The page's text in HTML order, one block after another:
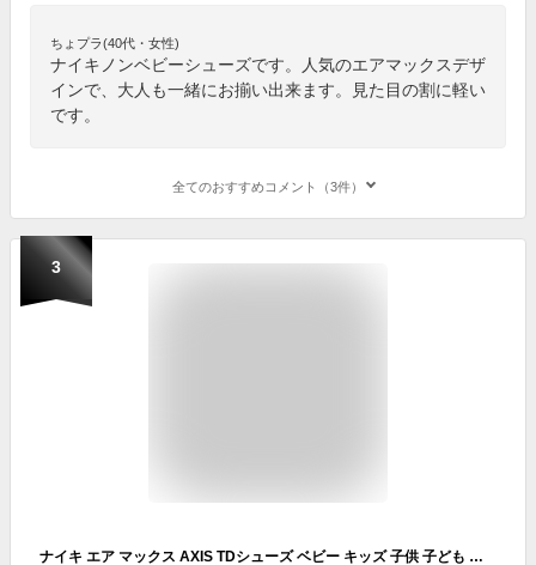
ちょプラ(40代・女性)
ナイキノンベビーシューズです。人気のエアマックスデザ
インで、大人も一緒にお揃い出来ます。見た目の割に軽い
です。
全てのおすすめコメント（3件）
3
ナイキ エア マックス AXIS TDシューズ ベビー キッズ 子供 子ども 男の子 トレーニング フィットネス シューズ ローカット BABY COLLECTION black sneakers om30 tsir